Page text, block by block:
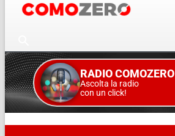
RADIO COMOZERO
Ascolta la radio
con un click!